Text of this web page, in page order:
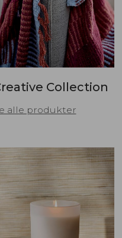
Collection
alle produkter